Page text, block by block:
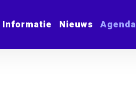
Informatie Nieuws Agenda